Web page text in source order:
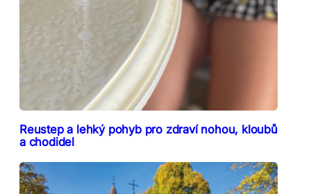
Reustep a lehký pohyb pro zdraví nohou, kloubů
a chodidel